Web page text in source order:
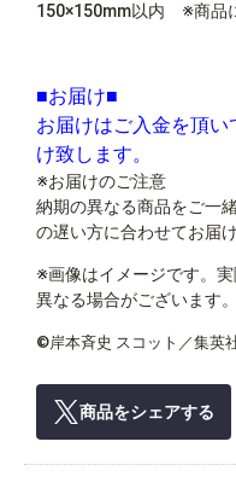
150×150mm以内 ※商品
■お届け■
お届けはご入金を頂
け致します。
※お届けのご注意
納期の異なる商品をご一
の遅い方に合わせてお届
※画像はイメージです。
異なる場合がございます。
©岸本斉史 スコット／集英
商品をシェアする